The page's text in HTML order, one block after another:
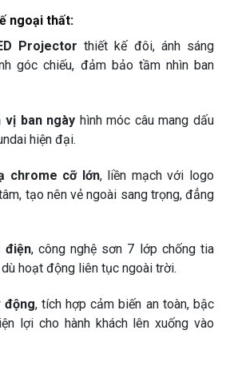
ngoại thất:
Projector thiết kế đôi, ánh sáng
góc chiếu, đảm bảo tầm nhìn ban
vị ban ngày hình móc câu mang dấu
hiện đại.
chrome cỡ lớn, liền mạch với logo
tạo nên vẻ ngoài sang trọng, đẳng
điện, công nghệ sơn 7 lớp chống tia
hoạt động liên tục ngoài trời.
động, tích hợp cảm biến an toàn, bậc
lợi cho hành khách lên xuống vào